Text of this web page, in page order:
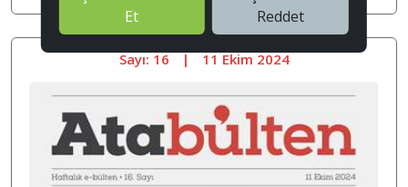
Sayı: 16 | 11 Ekim 2024
Et
Reddet